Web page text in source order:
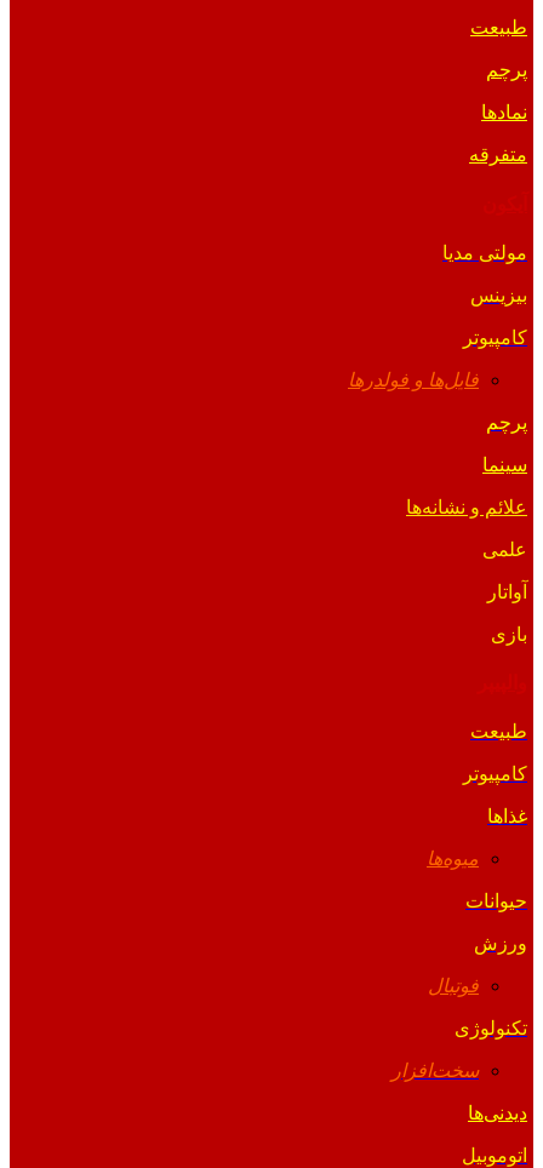
طبیعت
پرچم
نمادها
متفرقه
مولتی مدیا
بیزینس
کامپیوتر
فایل‌ها و فولدرها
پرچم
سینما
علائم و نشانه‌ها
علمی
آواتار
بازی
طبیعت
کامپیوتر
غذاها
میوه‌ها
حیوانات
ورزش
فوتبال
تکنولوژی
سخت‌افزار
دیدنی‌ها
اتوموبیل